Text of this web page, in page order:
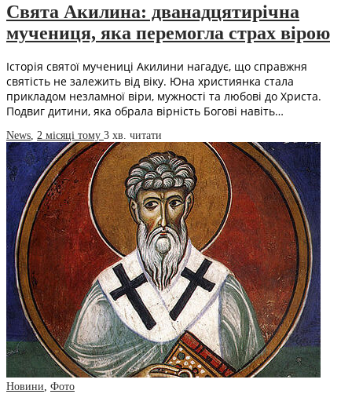
Свята Акилина: дванадцятирічна
мучениця, яка перемогла страх вірою
Історія святої мучениці Акилини нагадує, що справжня
святість не залежить від віку. Юна християнка стала
прикладом незламної віри, мужності та любові до Христа.
Подвиг дитини, яка обрала вірність Богові навіть…
News, 2 місяці тому 3 хв. читати
Новини, Фото